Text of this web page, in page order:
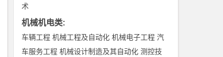
术
机械机电类:
车辆工程 机械工程及自动化 机械电子工程 汽
车服务工程 机械设计制造及其自动化 测控技